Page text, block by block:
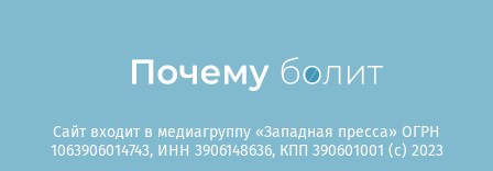
Сайт входит в медиагруппу «Западная пресса» ОГРН
1063906014743, ИНН 3906148636, КПП 390601001 (c) 2023